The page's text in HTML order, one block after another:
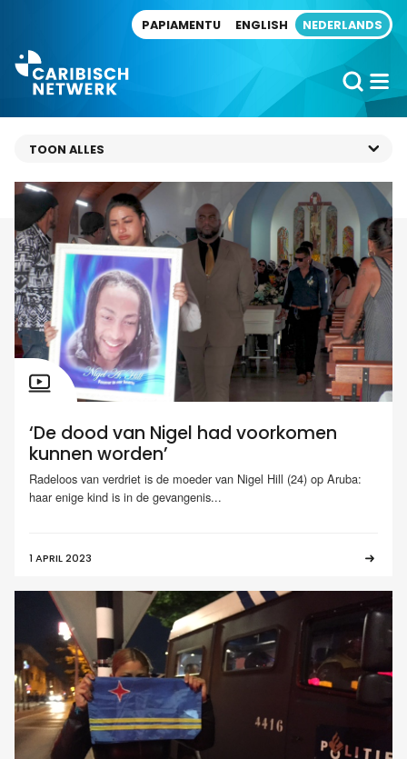
PAPIAMENTU ENGLISH NEDERLANDS
‘De dood van Nigel had voorkomen
kunnen worden’
Radeloos van verdriet is de moeder van Nigel Hill (24) op Aruba:
haar enige kind is in de gevangenis...
1 APRIL 2023